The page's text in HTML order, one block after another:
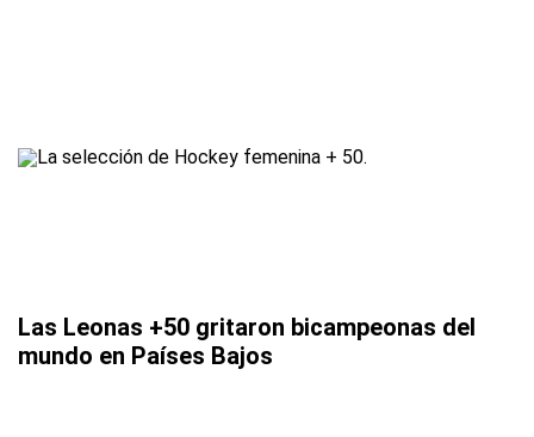
Las Leonas +50 gritaron bicampeonas del
mundo en Países Bajos